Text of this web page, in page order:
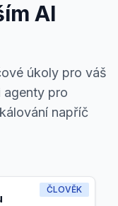
AI
úkoly pro váš
agenty pro
napříč
ČLOVĚK